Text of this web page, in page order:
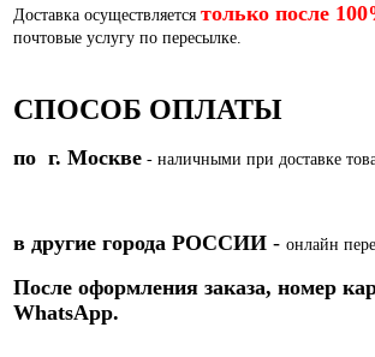
Доставка осуществляется только после
почтовые услугу по пересылке.
СПОСОБ ОПЛАТЫ
по г. Москве - наличными при доставке
в другие города РОССИИ - онлайн
После оформления заказа, номер
WhatsApp.